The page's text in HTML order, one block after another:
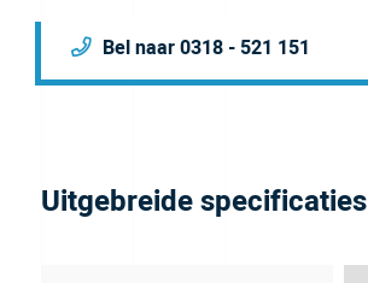
Bel naar 0318 - 521 151
Uitgebreide specificaties